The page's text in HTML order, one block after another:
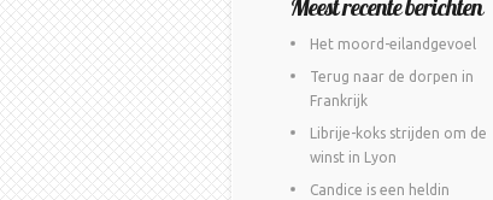
Meest recente berichten
Het moord-eilandgevoel
Terug naar de dorpen in
Frankrijk
Librije-koks strijden om de
winst in Lyon
Candice is een heldin